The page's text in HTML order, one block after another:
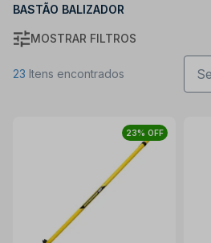
BASTÃO BALIZADOR
MOSTRAR FILTROS
23 Itens encontrados
23% OFF